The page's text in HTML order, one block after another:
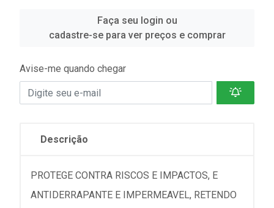
Faça seu login ou
cadastre-se para ver preços e comprar
Avise-me quando chegar
Descrição
PROTEGE CONTRA RISCOS E IMPACTOS, E
ANTIDERRAPANTE E IMPERMEAVEL, RETENDO